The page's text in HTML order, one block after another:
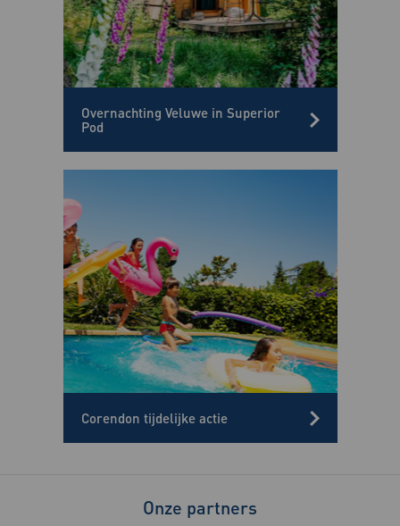
Overnachting Veluwe in Superior
Pod
Corendon tijdelijke actie
Onze partners